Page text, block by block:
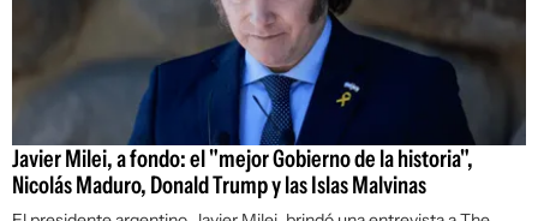
Javier Milei, a fondo: el "mejor Gobierno de la historia",
Nicolás Maduro, Donald Trump y las Islas Malvinas